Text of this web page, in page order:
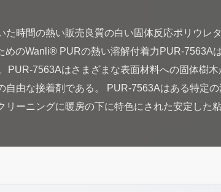
時間の熱い販売良質の白い固体反応ポリウレ
のWanli® PURの熱い溶解付着力PUR-7563A
PUR-7563Aはさまざまな表面材料への固体樹
由な接着剤である。 PUR-7563Aはある特定